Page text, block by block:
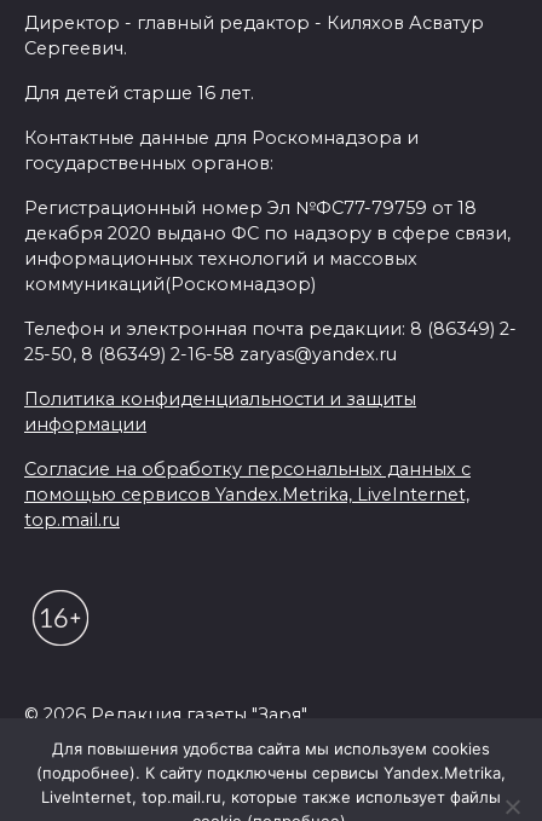
Директор - главный редактор - Киляхов Асватур
Сергеевич.
Для детей старше 16 лет.
Контактные данные для Роскомнадзора и
государственных органов:
Регистрационный номер Эл №ФС77-79759 от 18
декабря 2020 выдано ФС по надзору в сфере связи,
информационных технологий и массовых
коммуникаций(Роскомнадзор)
Телефон и электронная почта редакции: 8 (86349) 2-
25-50, 8 (86349) 2-16-58 zaryas@yandex.ru
Политика конфиденциальности и защиты
информации
Согласие на обработку персональных данных с
помощью сервисов Yandex.Metrika, LiveInternet,
top.mail.ru
© 2026 Редакция газеты "Заря"
Для повышения удобства сайта мы используем cookies
(подробнее). К сайту подключены сервисы Yandex.Metrika,
LiveInternet, top.mail.ru, которые также использует файлы